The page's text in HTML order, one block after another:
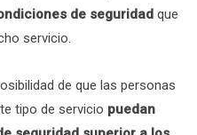
de seguridad que
servicio.
de que las personas
tipo de servicio puedan